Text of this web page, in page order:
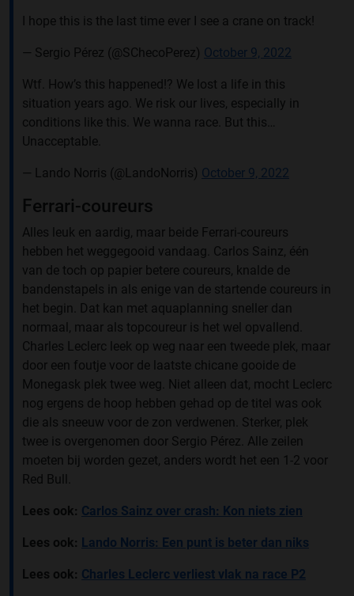
I hope this is the last time ever I see a crane on track!
— Sergio Pérez (@SChecoPerez) October 9, 2022
Wtf. How’s this happened!? We lost a life in this
situation years ago. We risk our lives, especially in
conditions like this. We wanna race. But this…
Unacceptable.
— Lando Norris (@LandoNorris) October 9, 2022
Ferrari-coureurs
Alles leuk en aardig, maar beide Ferrari-coureurs
hebben het weggegooid vandaag. Carlos Sainz, één
van de toch op papier betere coureurs, knalde de
bandenstapels in als enige van de startende coureurs in
het begin. Dat kan met aquaplanning sneller dan
normaal, maar als topcoureur is het wel opvallend.
Charles Leclerc leek op weg naar een tweede plek, maar
door een foutje voor de laatste chicane gooide de
Monegask plek twee weg. Niet alleen dat, mocht Leclerc
nog ergens de hoop hebben gehad op de titel was ook
die als sneeuw voor de zon verdwenen. Sterker, plek
twee is overgenomen door Sergio Pérez. Alle zeilen
moeten bij worden gezet, anders wordt het een 1-2 voor
Red Bull.
Lees ook: Carlos Sainz over crash: Kon niets zien
Lees ook: Lando Norris: Een punt is beter dan niks
Lees ook: Charles Leclerc verliest vlak na race P2